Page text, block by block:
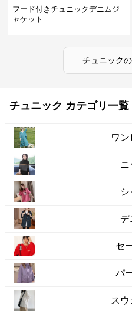
フード付きチュニックデニムジ
ャケット
チュニックの
チュニック カテゴリ一覧
ワン
ニ
シ
デ
セ
パ
スウ